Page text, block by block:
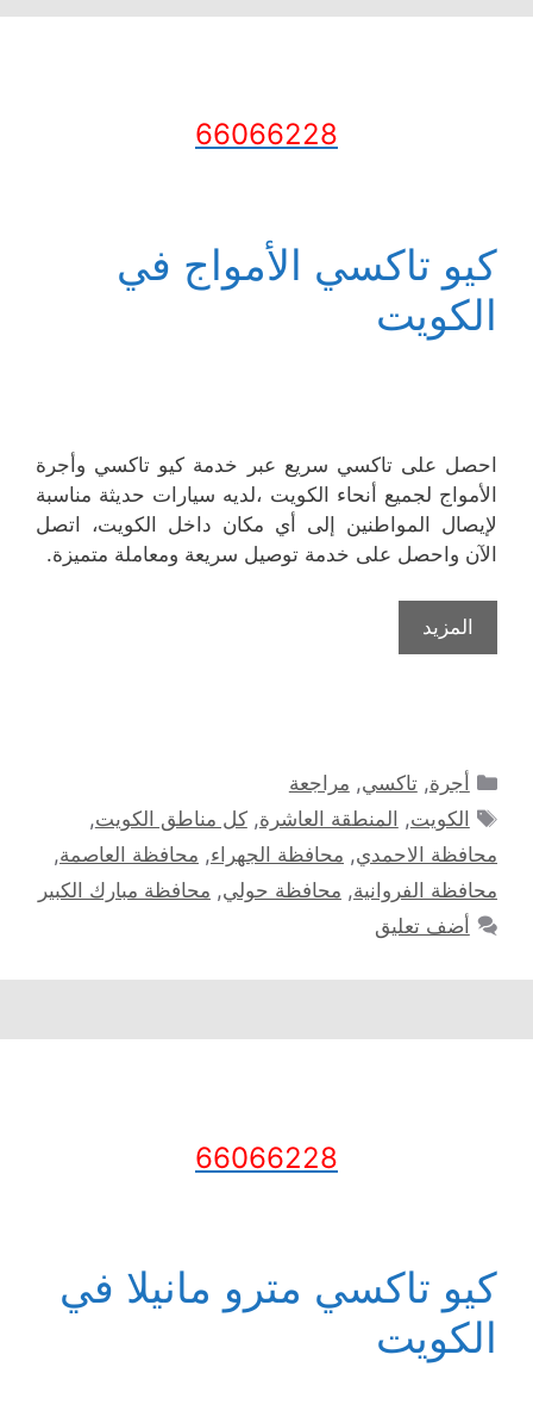
66066228
كيو تاكسي الأمواج في
الكويت
احصل على تاكسي سريع عبر خدمة كيو تاكسي وأجرة
الأمواج لجميع أنحاء الكويت ،لديه سيارات حديثة مناسبة
لإيصال المواطنين إلى أي مكان داخل الكويت، اتصل
الآن واحصل على خدمة توصيل سريعة ومعاملة متميزة.
المزيد
التصنيفات
أجرة,تاكسي, مراجعة
الوسوم
الكويت, المنطقة العاشرة,كل مناطق الكويت,
محافظة الاحمدي, محافظة الجهراء, محافظة العاصمة,
محافظة الفروانية, محافظة حولي, محافظة مبارك الكبير
أضف تعليق
66066228
كيو تاكسي مترو مانيلا في
الكويت